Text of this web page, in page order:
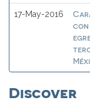
17-May-2016
con
Discover